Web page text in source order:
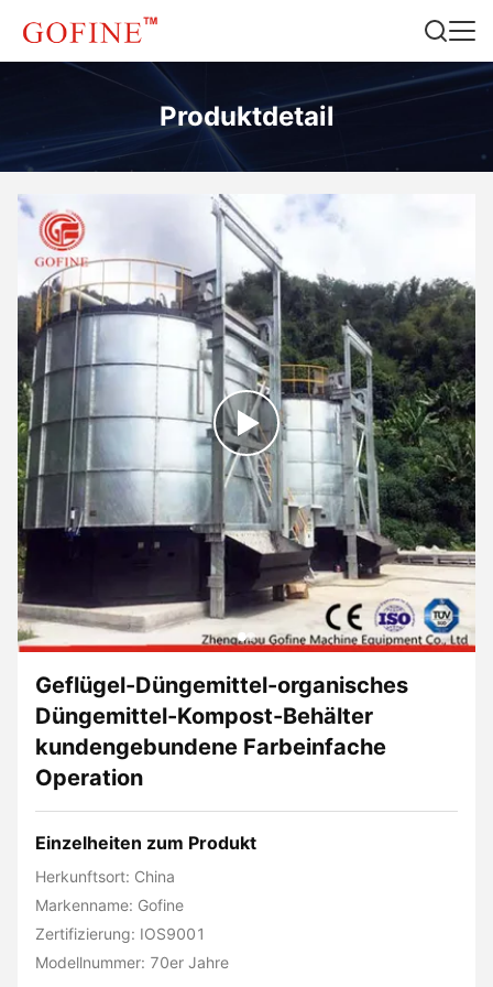
Produktdetail
Geflügel-Düngemittel-organisches
Düngemittel-Kompost-Behälter
kundengebundene Farbeinfache
Operation
Einzelheiten zum Produkt
Herkunftsort: China
Markenname: Gofine
Zertifizierung: IOS9001
Modellnummer: 70er Jahre